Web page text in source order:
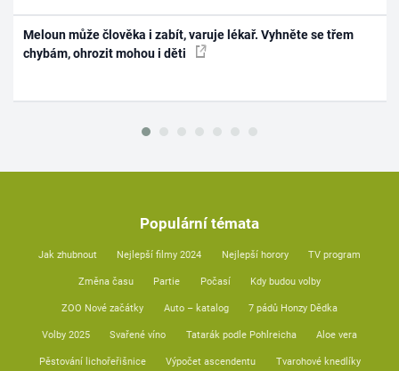
Meloun může člověka i zabít, varuje lékař. Vyhněte se třem
chybám, ohrozit mohou i děti
Populární témata
Jak zhubnout Nejlepší filmy 2024 Nejlepší horory TV program
Změna času Partie Počasí Kdy budou volby
ZOO Nové začátky Auto – katalog 7 pádů Honzy Dědka
Volby 2025 Svařené víno Tatarák podle Pohlreicha Aloe vera
Pěstování lichořeřišnice Výpočet ascendentu Tvarohové knedlíky